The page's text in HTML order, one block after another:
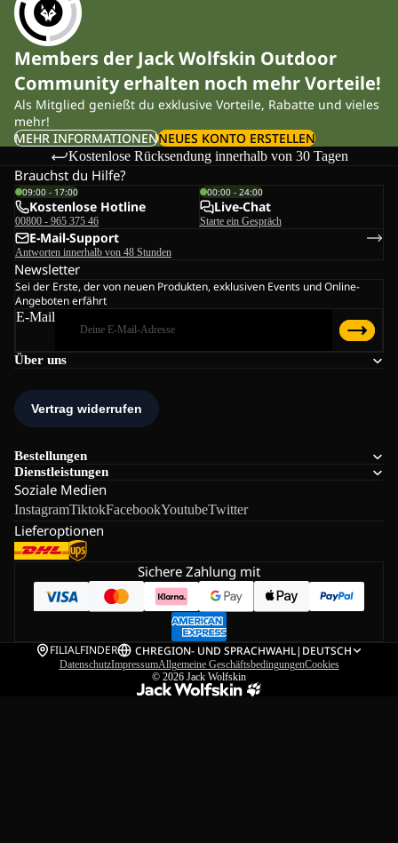
Members der Jack Wolfskin Outdoor
Community erhalten noch mehr Vorteile!
Als Mitglied genießt du exklusive Vorteile, Rabatte und vieles
mehr!
MEHR INFORMATIONENNEUES KONTO ERSTELLEN
Kostenlose Rücksendung innerhalb von 30 Tagen
Über uns
Bestellungen
Dienstleistungen
Soziale Medien
InstagramTiktokFacebookYoutubeTwitter
Lieferoptionen
Brauchst du Hilfe?
09:00 - 17:00
Kostenlose Hotline
00800 - 965 375 46
00:00 - 24:00
Live-Chat
Starte ein Gespräch
E-Mail-Support
Antworten innerhalb von 48 Stunden
Newsletter
Sei der Erste, der von neuen Produkten, exklusiven Events und Online-
Angeboten erfährt
E-Mail
Sichere Zahlung mit
FILIALFINDER CHREGION- UND SPRACHWAHL| DEUTSCH
DatenschutzImpressumAllgemeine GeschäftsbedingungenCookies
© 2026 Jack Wolfskin